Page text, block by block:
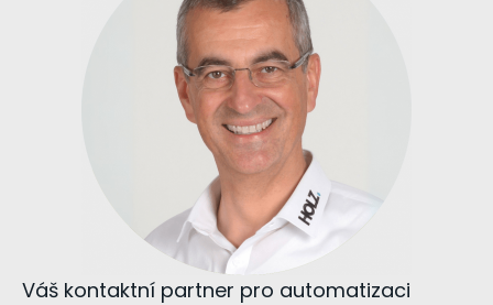
Váš kontaktní partner pro automatizaci